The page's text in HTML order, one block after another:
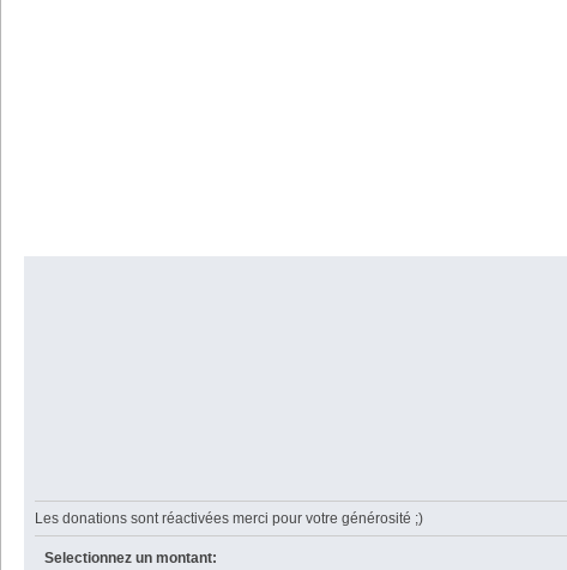
Les donations sont réactivées merci pour votre générosité ;)
Selectionnez un montant: